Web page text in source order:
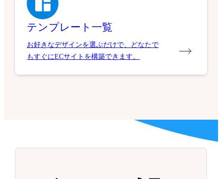
テンプレート一覧
お好きなデザインを選ぶだけで、どなたで
もすぐにECサイトを構築できます。